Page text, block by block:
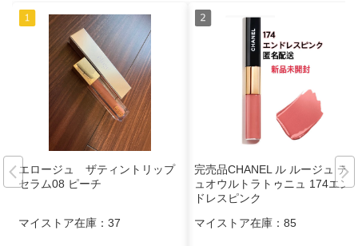
エロージュ ザティントリップ
セラム08 ピーチ
マイストア在庫： 37
完売品CHANEL ル ルージュ デ
ュオウルトラトゥニュ 174エン
ドレスピンク
マイストア在庫： 85